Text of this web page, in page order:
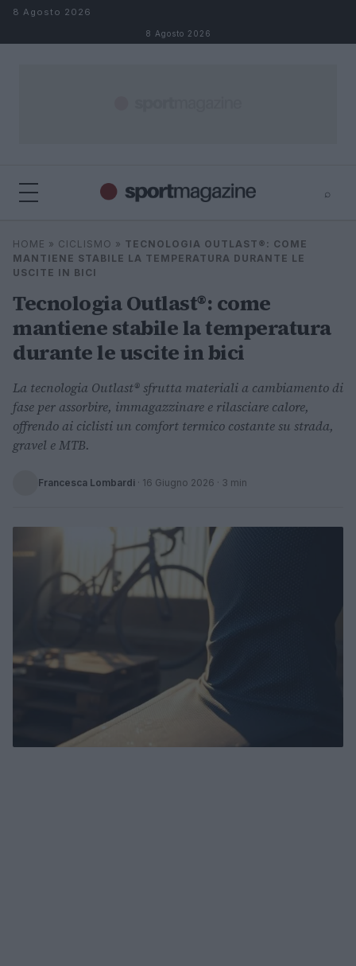
Salta al contenuto
8 Agosto 2026
8 Agosto 2026
⌕
Cerca
HOME » CICLISMO » TECNOLOGIA OUTLAST®: COME
MANTIENE STABILE LA TEMPERATURA DURANTE LE
USCITE IN BICI
Tecnologia Outlast®: come
mantiene stabile la temperatura
durante le uscite in bici
La tecnologia Outlast® sfrutta materiali a cambiamento di
fase per assorbire, immagazzinare e rilasciare calore,
offrendo ai ciclisti un comfort termico costante su strada,
gravel e MTB.
Francesca Lombardi · 16 Giugno 2026 · 3 min